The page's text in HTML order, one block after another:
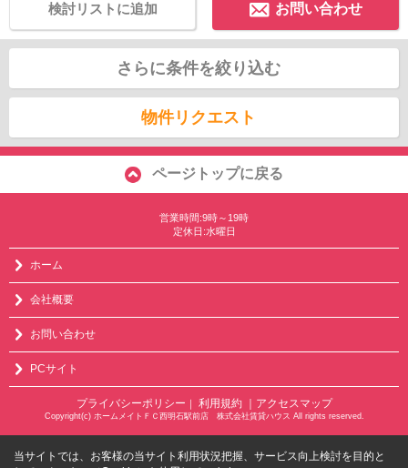
お問い合わせ
検討リストに追加
さらに条件を絞り込む
物件リクエスト
ページトップに戻る
営業時間:9時～19時
定休日:水曜日
ホーム
会社概要
お問い合わせ
PCサイト
プライバシーポリシー ｜ 利用規約 ｜アクセスマップ
Copyright(c) ホームメイトＦＣ西明石駅前店 株式会社賃貸ハウス All rights reserved.
当サイトでは、お客様の当サイト利用状況把握、サービス向上検討を目的と